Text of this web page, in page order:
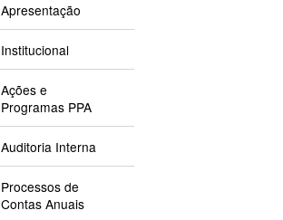
Apresentação
Institucional
Ações e
Programas PPA
Auditoria Interna
Processos de
Contas Anuais